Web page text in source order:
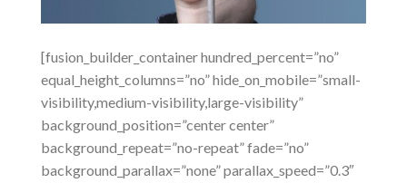
[fusion_builder_container hundred_percent=”no”
equal_height_columns=”no” hide_on_mobile=”small-
visibility,medium-visibility,large-visibility”
background_position=”center center”
background_repeat=”no-repeat” fade=”no”
background_parallax=”none” parallax_speed=”0.3″